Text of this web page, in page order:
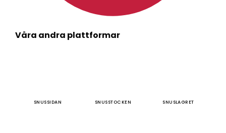
Våra andra plattformar
SNUSSIDAN SNUSSTOCKEN SNUSLAGRET